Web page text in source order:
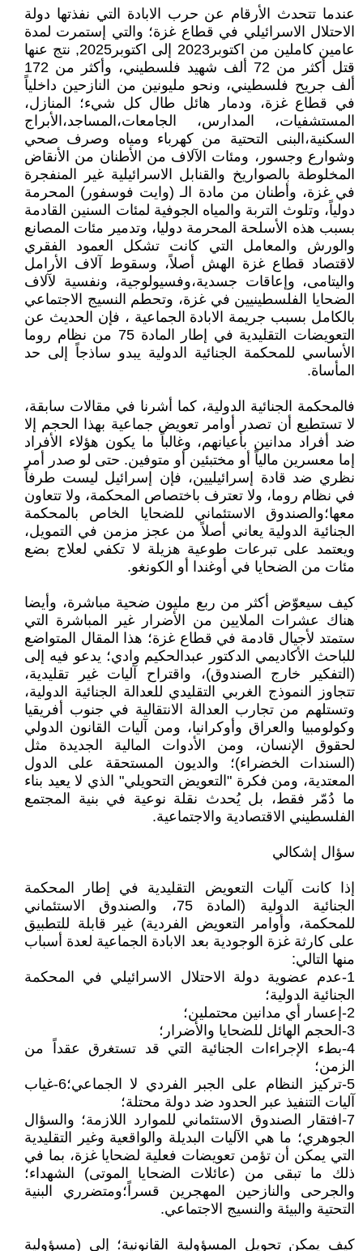
عندما تتحدث الأرقام عن حرب الابادة التي نفذتها دولة
الاحتلال الاسرائيلي في قطاع غزة؛ والتي إستمرت لمدة
عامين كاملين من اكتوبر2023 إلى اكتوبر2025, نتج عنها
قتل أكثر من 72 ألف شهيد فلسطيني، وأكثر من 172
ألف جريح فلسطيني، ونحو مليونين من النازحين داخلياً
في قطاع غزة، ودمار هائل طال كل شيء؛ المنازل،
المستشفيات، المدارس، الجامعات،المساجد،الأبراج
السكنية،البنى التحتية من كهرباء ومياه وصرف صحي
وشوارع وجسور، ومئات الآلاف من الأطنان من الأنقاض
المخلوطة بالصواريخ والقنابل الاسرائيلية غير المنفجرة
في غزة، وأطنان من مادة الـ (وايت فوسفور) المحرمة
دولياً، وتلوث التربة والمياه الجوفية لمئات السنين القادمة
بسبب هذه الأسلحة المحرمة دوليا، وتدمير مئات المصانع
والورش والمعامل التي كانت تشكل العمود الفقري
لاقتصاد قطاع غزة الهش أصلاً، وسقوط آلاف الأرامل
واليتامى، وإعاقات جسدية،وفسيولوجية، ونفسية لآلاف
الضحايا الفلسطينيين في غزة، وتحطم النسيج الاجتماعي
بالكامل بسبب جريمة الابادة الجماعية ، فإن الحديث عن
التعويضات التقليدية في إطار المادة 75 من نظام روما
الأساسي للمحكمة الجنائية الدولية يبدو ساذجاً إلى حد
المأساة.
فالمحكمة الجنائية الدولية، كما أشرنا في مقالات سابقة،
لا تستطيع أن تصدر أوامر تعويض جماعية بهذا الحجم إلا
ضد أفراد مدانين بأعيانهم، وغالباً ما يكون هؤلاء الأفراد
إما معسرين مالياً أو مختبئين أو متوفين. حتى لو صدر أمر
نظري ضد قادة إسرائيليين، فإن إسرائيل ليست طرفاً
في نظام روما، ولا تعترف باختصاص المحكمة، ولا تتعاون
معها؛والصندوق الاستئماني للضحايا الخاص بالمحكمة
الجنائية الدولية يعاني أصلاً من عجز مزمن في التمويل،
ويعتمد على تبرعات طوعية هزيلة لا تكفي لعلاج بضع
مئات من الضحايا في أوغندا أو الكونغو.
كيف سيعوّض أكثر من ربع مليون ضحية مباشرة، وأيضا
هناك عشرات الملايين من الأضرار غير المباشرة التي
ستمتد لأجيال قادمة في قطاع غزة؛ هذا المقال المتواضع
للباحث الأكاديمي الدكتور عبدالحكيم وادي؛ يدعو فيه إلى
(التفكير خارج الصندوق)، واقتراح آليات غير تقليدية،
تتجاوز النموذج الغربي التقليدي للعدالة الجنائية الدولية،
وتستلهم من تجارب العدالة الانتقالية في جنوب أفريقيا
وكولومبيا والعراق وأوكرانيا، ومن آليات القانون الدولي
لحقوق الإنسان، ومن الأدوات المالية الجديدة مثل
(السندات الخضراء)؛ والديون المستحقة على الدول
المعتدية، ومن فكرة "التعويض التحويلي" الذي لا يعيد بناء
ما دُمّر فقط، بل يُحدث نقلة نوعية في بنية المجتمع
الفلسطيني الاقتصادية والاجتماعية.
سؤال إشكالي
إذا كانت آليات التعويض التقليدية في إطار المحكمة
الجنائية الدولية (المادة 75، والصندوق الاستئماني
للمحكمة، وأوامر التعويض الفردية) غير قابلة للتطبيق
على كارثة غزة الوجودية بعد الابادة الجماعية لعدة أسباب
منها التالي:
1-عدم عضوية دولة الاحتلال الاسرائيلي في المحكمة
الجنائية الدولية؛
2-إعسار أي مدانين محتملين؛
3-الحجم الهائل للضحايا والأضرار؛
4-بطء الإجراءات الجنائية التي قد تستغرق عقداً من
الزمن؛
5-تركيز النظام على الجبر الفردي لا الجماعي؛6-غياب
آليات التنفيذ عبر الحدود ضد دولة محتلة؛
7-افتقار الصندوق الاستئماني للموارد اللازمة؛ والسؤال
الجوهري؛ ما هي الآليات البديلة والواقعية وغير التقليدية
التي يمكن أن تؤمن تعويضات فعلية لضحايا غزة، بما في
ذلك ما تبقى من (عائلات الضحايا الموتى) الشهداء؛
والجرحى والنازحين المهجرين قسراً؛ومتضرري البنية
التحتية والبيئة والنسيج الاجتماعي.
كيف يمكن تحويل المسؤولية القانونية؛ إلى (مسؤولية